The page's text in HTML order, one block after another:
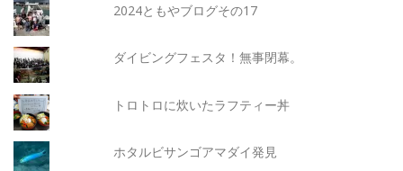
2024ともやブログその17
ダイビングフェスタ！無事閉幕。
トロトロに炊いたラフティー丼
ホタルビサンゴアマダイ発見